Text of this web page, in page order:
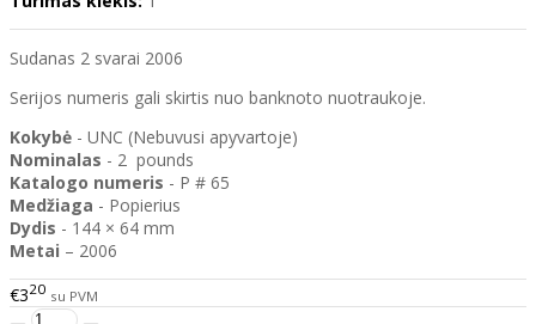
Sudanas 2 svarai 2006
Serijos numeris gali skirtis nuo banknoto nuotraukoje.
Kokybė - UNC (Nebuvusi apyvartoje)
Nominalas - 2 pounds
Katalogo numeris - P # 65
Medžiaga - Popierius
Dydis - 144 × 64 mm
Metai – 2006
€320 su PVM